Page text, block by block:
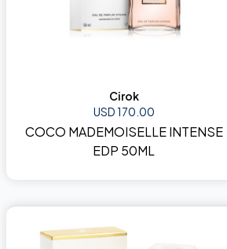
Cirok
USD 170.00
COCO MADEMOISELLE INTENSE
EDP 50ML